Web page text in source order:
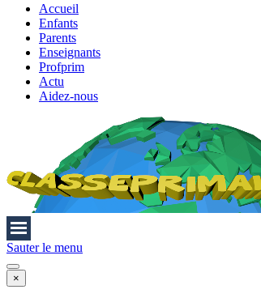
Accueil
Enfants
Parents
Enseignants
Profprim
Actu
Aidez-nous
Sauter le menu
×